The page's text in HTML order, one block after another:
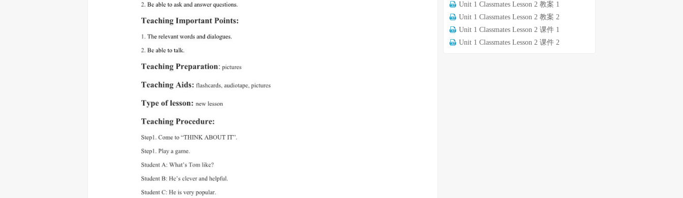
Unit 1 Classmates Lesson 2 教案 1
Unit 1 Classmates Lesson 2 教案 2
Unit 1 Classmates Lesson 2 课件 1
Unit 1 Classmates Lesson 2 课件 2